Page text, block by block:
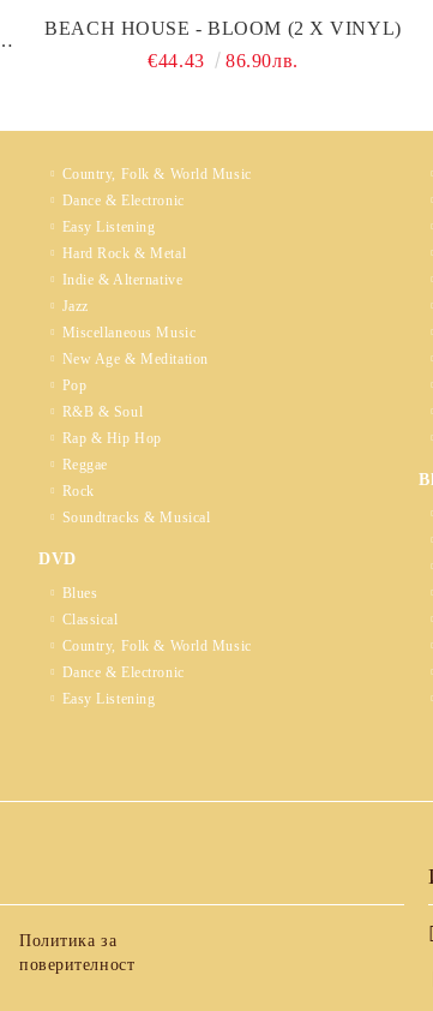
BEACH HOUSE - BLOOM (2 X VINYL)
€44.43
86.90лв.
Country, Folk & World Music
Dance & Electronic
Easy Listening
Hard Rock & Metal
Indie & Alternative
Jazz
Miscellaneous Music
New Age & Meditation
Pop
R&B & Soul
Rap & Hip Hop
Reggae
Rock
Soundtracks & Musical
DVD
Blues
Classical
Country, Folk & World Music
Dance & Electronic
Easy Listening
Политика за
поверителност